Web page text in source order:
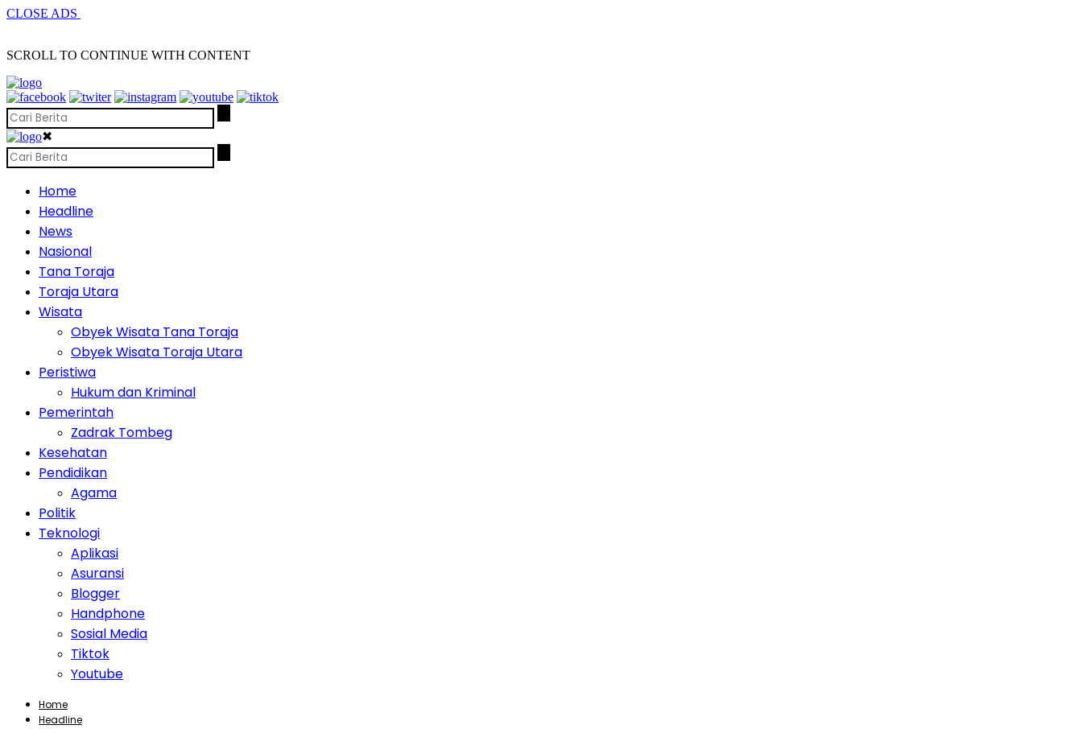
CLOSE ADS
SCROLL TO CONTINUE WITH CONTENT
✖
Home
Headline
News
Nasional
Tana Toraja
Toraja Utara
Wisata
Obyek Wisata Tana Toraja
Obyek Wisata Toraja Utara
Peristiwa
Hukum dan Kriminal
Pemerintah
Zadrak Tombeg
Kesehatan
Pendidikan
Agama
Politik
Teknologi
Aplikasi
Asuransi
Blogger
Handphone
Sosial Media
Tiktok
Youtube
Home
Headline